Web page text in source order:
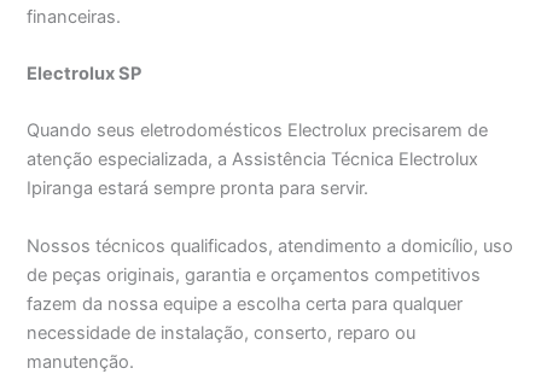
financeiras.
Electrolux SP
Quando seus eletrodomésticos Electrolux precisarem de
atenção especializada, a Assistência Técnica Electrolux
Ipiranga estará sempre pronta para servir.
Nossos técnicos qualificados, atendimento a domicílio, uso
de peças originais, garantia e orçamentos competitivos
fazem da nossa equipe a escolha certa para qualquer
necessidade de instalação, conserto, reparo ou
manutenção.